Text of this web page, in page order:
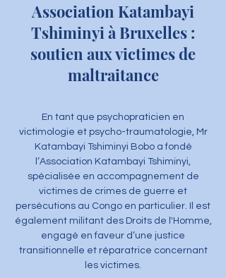
Association Katambayi
Tshiminyi à Bruxelles :
soutien aux victimes de
maltraitance
En tant que psychopraticien en
victimologie et psycho-traumatologie, Mr
Katambayi Tshiminyi Bobo a fondé
l’Association Katambayi Tshiminyi,
spécialisée en accompagnement de
victimes de crimes de guerre et
persécutions au Congo en particulier. Il est
également militant des Droits de l'Homme,
engagé en faveur d’une justice
transitionnelle et réparatrice concernant
les victimes.